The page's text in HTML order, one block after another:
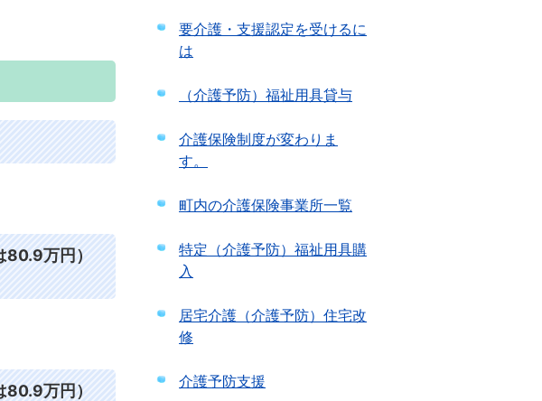
80.9万円）
80.9万円）
要介護・支援認定を受けるに
は
（介護予防）福祉用具貸与
介護保険制度が変わりま
す。
町内の介護保険事業所一覧
特定（介護予防）福祉用具購
入
居宅介護（介護予防）住宅改
修
介護予防支援